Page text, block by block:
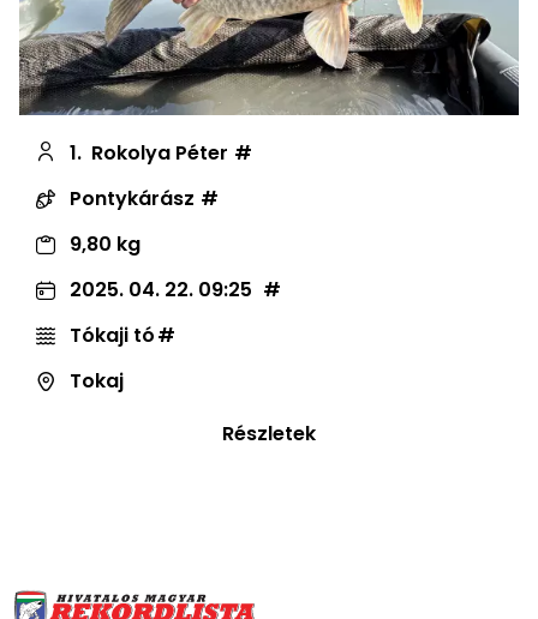
1. Rokolya Péter
Pontykárász
9,80 kg
2025. 04. 22. 09:25
Tókaji tó
Tokaj
Részletek